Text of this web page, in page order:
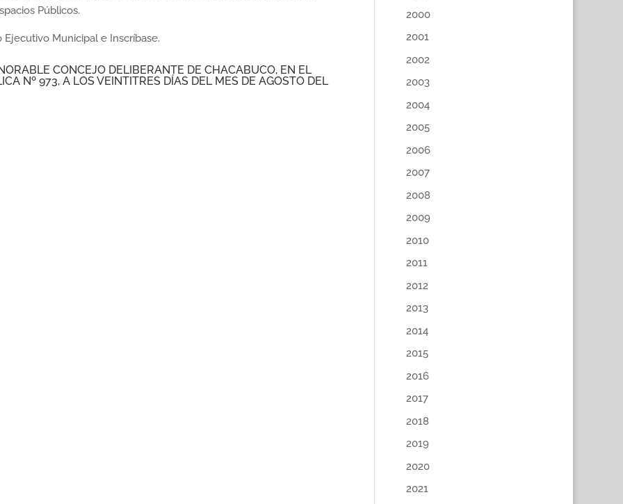
Públicos.
Municipal e Inscríbase.
CONCEJO DELIBERANTE DE CHACABUCO, EN EL
Nº 973, A LOS VEINTITRES DÍAS DEL MES DE AGOSTO DEL
2000
2001
2002
2003
2004
2005
2006
2007
2008
2009
2010
2011
2012
2013
2014
2015
2016
2017
2018
2019
2020
2021